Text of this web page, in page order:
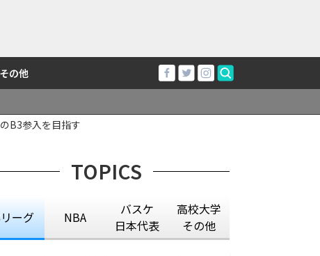
の他
B3参入を目指す
TOPICS
ーグ NBA
バスケ
日本代表
高校大学
その他